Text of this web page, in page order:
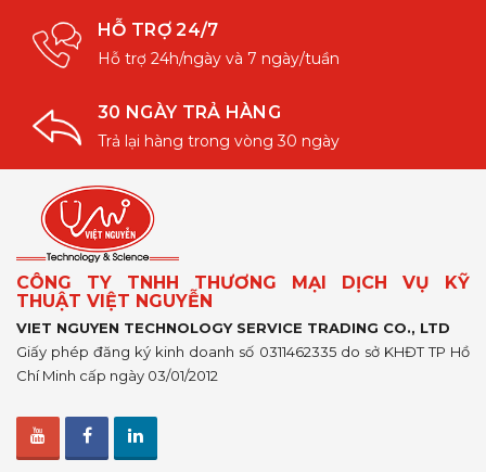
HỖ TRỢ 24/7
Hỗ trợ 24h/ngày và 7 ngày/tuần
30 NGÀY TRẢ HÀNG
Trả lại hàng trong vòng 30 ngày
CÔNG TY TNHH THƯƠNG MẠI DỊCH VỤ KỸ
THUẬT VIỆT NGUYỄN
VIET NGUYEN TECHNOLOGY SERVICE TRADING CO., LTD
Giấy phép đăng ký kinh doanh số 0311462335 do sở KHĐT TP Hồ
Chí Minh cấp ngày 03/01/2012